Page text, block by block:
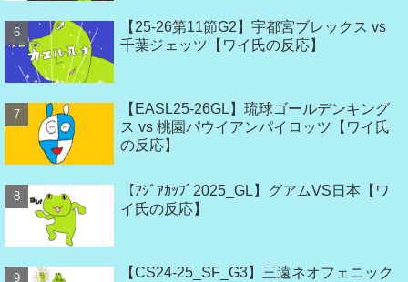
【25-26第11節G2】宇都宮ブレックス vs
千葉ジェッツ【ワイ氏の反応】
【EASL25-26GL】琉球ゴールデンキング
ス vs 桃園パウイアンパイロッツ【ワイ氏
の反応】
【ｱｼﾞｱｶｯﾌﾟ2025_GL】グアムVS日本【ワ
イ氏の反応】
【CS24-25_SF_G3】三遠ネオフェニック